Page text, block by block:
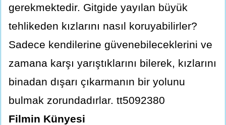
gerekmektedir. Gitgide yayılan büyük
tehlikeden kızlarını nasıl koruyabilirler?
Sadece kendilerine güvenebileceklerini ve
zamana karşı yarıştıklarını bilerek, kızlarını
binadan dışarı çıkarmanın bir yolunu
bulmak zorundadırlar. tt5092380
Filmin Künyesi